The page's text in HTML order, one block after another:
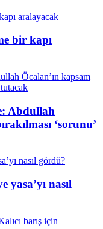
bir kapı
Abdullah
‘sorunu’
yasa’yı nasıl